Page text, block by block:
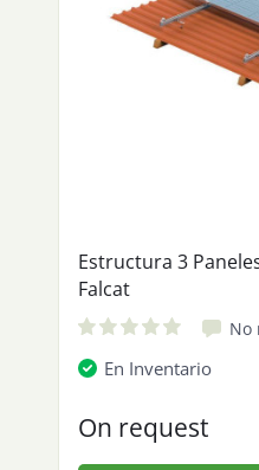
Estructura 3
Falcat
No
En Inventario
On request